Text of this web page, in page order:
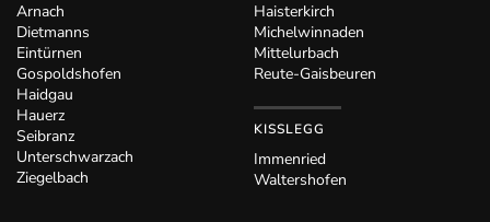
Arnach
Dietmanns
Eintürnen
Gospoldshofen
Haidgau
Hauerz
Seibranz
Unterschwarzach
Ziegelbach
Haisterkirch
Michelwinnaden
Mittelurbach
Reute-Gaisbeuren
KISSLEGG
Immenried
Waltershofen